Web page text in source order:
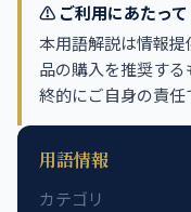
⚠️ ご利用にあたって
本用語解説は情報
品の購入を推奨す
終的にご自身の責任
用語情報
カテゴリ